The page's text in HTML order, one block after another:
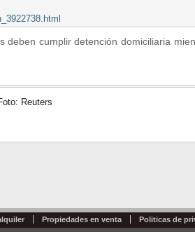
cumplir detención domiciliaria
Reuters
Propiedades en venta Politicas de